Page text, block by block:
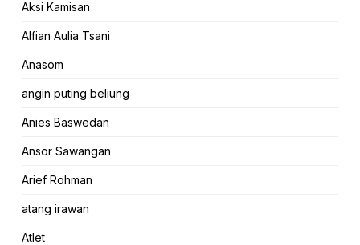
Aksi Kamisan
Alfian Aulia Tsani
Anasom
angin puting beliung
Anies Baswedan
Ansor Sawangan
Arief Rohman
atang irawan
Atlet